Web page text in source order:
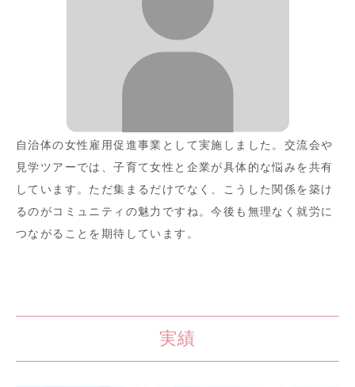
自治体の女性雇用促進事業として実施しました。交流会や
見学ツアーでは、子育て女性と企業が具体的な悩みを共有
しています。ただ集まるだけでなく、こうした関係を築け
るのがコミュニティの魅力ですね。今後も無理なく就労に
つながることを期待しています。
実績